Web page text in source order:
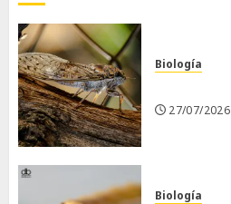
Biología
27/07/2026
Biología